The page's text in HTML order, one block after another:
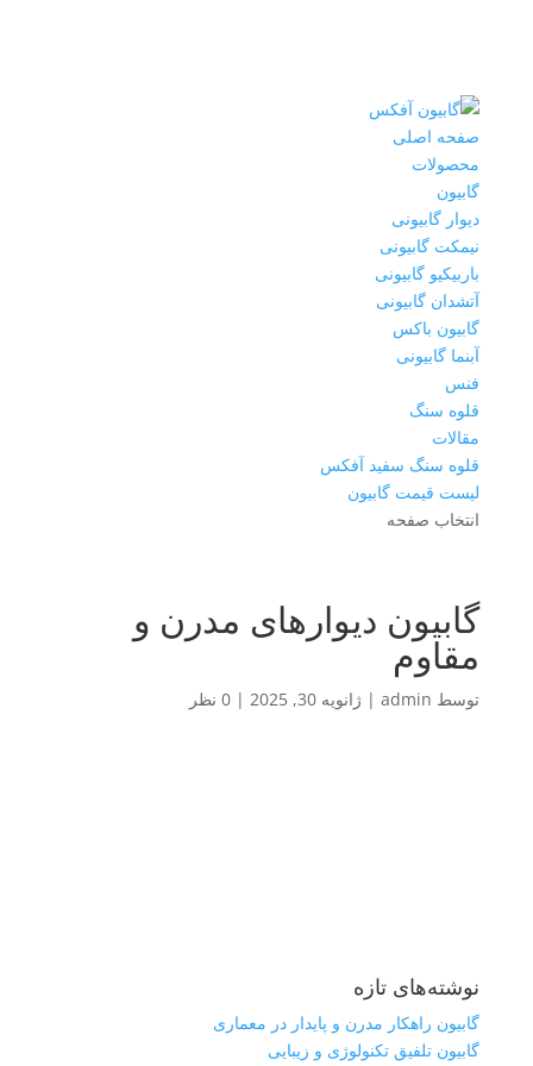
صفحه اصلی
محصولات
گابیون
دیوار گابیونی
نیمکت گابیونی
باربیکیو گابیونی
آتشدان گابیونی
گابیون باکس
آبنما گابیونی
فنس
قلوه سنگ
مقالات
قلوه سنگ سفید آفکس
لیست قیمت گابیون
انتخاب صفحه
گابیون دیوارهای مدرن و
مقاوم
توسط admin
| ژانویه 30, 2025 | 0 نظر
نوشته‌های تازه
گابیون راهکار مدرن و پایدار در معماری
گابیون تلفیق تکنولوژی و زیبایی